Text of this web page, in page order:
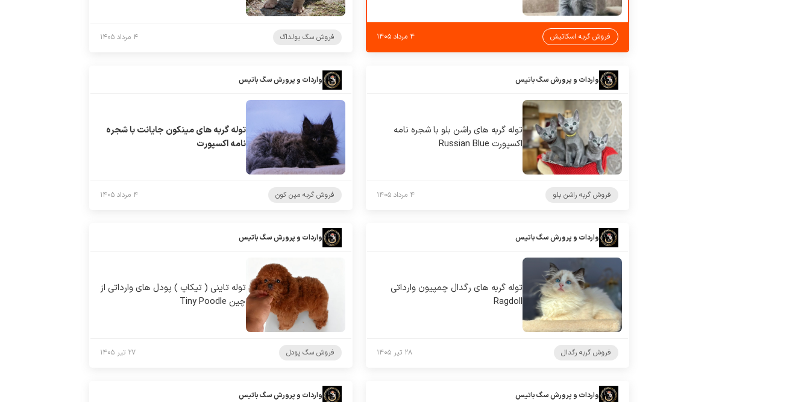
فروش گربه اسکاتیش ۴ مرداد ۱۴۰۵ فروش سگ بولداگ ۴ مرداد ۱۴۰۵
واردات و پرورش سگ باتیس
توله گربه های راشن بلو با شجره نامه
اکسپورت Russian Blue
فروش گربه راشن بلو ۴ مرداد ۱۴۰۵
واردات و پرورش سگ باتیس
توله گربه های مینکون جایانت با شجره
نامه اکسپورت
فروش گربه مین کون ۴ مرداد ۱۴۰۵
واردات و پرورش سگ باتیس
توله گربه های رگدال چمپیون وارداتی
Ragdoll
فروش گربه رگدال ۲۸ تیر ۱۴۰۵
واردات و پرورش سگ باتیس
توله تاینی ( تیکاپ ) پودل های وارداتی از
چین Tiny Poodle
فروش سگ پودل ۲۷ تیر ۱۴۰۵
واردات و پرورش سگ باتیس واردات و پرورش سگ باتیس